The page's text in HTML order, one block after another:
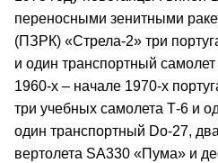
переносными зенитными
(ПЗРК) «Стрела-2» три
и один транспортный
1960-х – начале 1970-х
три учебных самолета Т-6 и
один транспортный Dо-27,
вертолета SA330 «Пума» и